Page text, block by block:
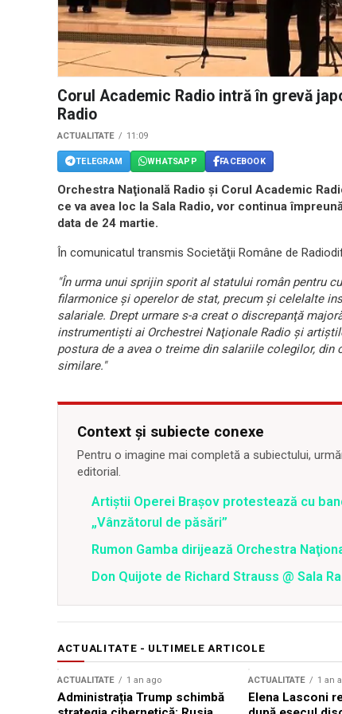
Corul Academic Radio intră în grevă
Radio
ACTUALITATE 11:09
TELEGRAM WHATSAPP FACEBOOK
Orchestra Naţională Radio şi Corul Academic
ce va avea loc la Sala Radio, vor continua
data de 24 martie.
În comunicatul transmis Societăţii Române de
"În urma unui sprijin sporit al statului român pentru
filarmonice şi operelor de stat, precum şi celelalte
salariale. Drept urmare s-a creat o discrepanţă
instrumentişti ai Orchestrei Naţionale Radio şi
postura de a avea o treime din salariile colegilor,
similare."
Context și subiecte conexe
Pentru o imagine mai completă a subiectului,
editorial.
Artiștii Operei Brașov protestează cu
„Vânzătorul de păsări”
Rumon Gamba dirijează Orchestra
Don Quijote de Richard Strauss @ Sala
ACTUALITATE - ULTIMELE ARTICOLE
ACTUALITATE 1 an ago
Administrația Trump schimbă
ACTUALITATE 1 an
Elena Lasconi